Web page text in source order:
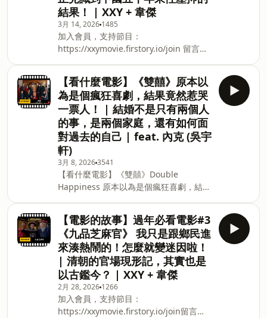
保： https://fstry.pse.is/9ep3mq 免指
定車牌、車型，用車前1小時投保，手機
投保5分鐘新安東京海上產險｜0800-369-
168｜104台北市中山區南京東路三段130
https://xxymovie.firstory.io/join 留言告
訴我你對這一集的想法： 【電影
結果！ | XXY + 韋傑
3月 14, 2026 1485
加入會員，支持節目：
https://xxymovie.firstory.io/join 留言告
過年必看電影#4 《囍宴》 李安成為世界
級導演的經典之作 每個假結婚的同志背
後，都有一直催婚的父母？ 你正見識到中
國五千年來性壓抑的結果！ 📣收看
YouTube影像版本：
hhttps://youtu.be/N_NyL1qXv0g 歡迎
來到【電影的故事】，一起聊聊那些經典
電影的幕前幕後故事。 1993年由李安執
導的《囍宴》，描述一位旅居美國的臺灣
男子，原本與男同性伴侶生活平穩，卻為
二部導演長片（第一部為《推手》），但
卻是首次奪下柏林影展金熊獎，獲得奧斯
卡最佳外語片提名的作品，讓李安的名號
成功打入國際。除此之外，《囍宴》也是
全球首部以全片數位剪輯的電影，幕前幕
後
【看什麼電影】《雙囍》原本以
為是個瘋狂喜劇，結果竟然惹哭
一票人！ | 結婚不是只有兩個人
的事，是兩個家庭，還有如何面
對過去的自己 | feat. 內克 (吳宇
軒)
3月 8, 20263541
【看什麼電影】《雙囍》Double
Happiness 原本以為是個瘋狂喜劇，結果
事，是兩個家庭，還有如何面對過去的自
己 feat. 內克 (吳宇軒) 📣收看YouTube影
像版本：https://youtu.be/twqXRLKYctg
📣收聽PODCAST聲音版本：
https://open.firstory.me/story/
記得第一次看完《雙囍》的當下，很興奮
告訴好朋友內克說，今年賀歲片檔期有一
部一定要看的電影就是《雙囍》，當時推
薦完之後也沒有抱太大期待會有什麼後
【電影的故事】過年必看電影#3
《九品芝麻官》 我只是跟鄉民進
來湊熱鬧的！怎麼就變迷因啦！
| 清朝的官場現形記，其實也是
以古鑑今？ | XXY + 韋傑
2月 28, 2026 1266
加入會員，支持節目：
https://xxymovie.firstory.io/join留言告